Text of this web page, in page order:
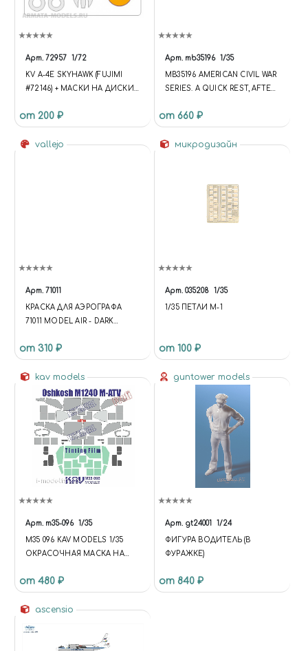
Арт. 72957 1/72
KV A-4E SKYHAWK (FUJIMI
#72146) + МАСКИ НА ДИСКИ
от 200 ₽
Арт. mb35196 1/35
MB35196 AMERICAN CIVIL WAR
SERIES. A QUICK REST, AFTER
от 660 ₽
vallejo
Арт. 71011
КРАСКА ДЛЯ АЭРОГРАФА
71011 MODEL AIR - DARK
от 310 ₽
микродизайн
Арт. 035208 1/35
1/35 ПЕТЛИ М-1
от 100 ₽
kav models
Арт. m35-096 1/35
M35 096 KAV MODELS 1/35
ОКРАСОЧНАЯ МАСКА НА
от 480 ₽
guntower models
Арт. gt24001 1/24
ФИГУРА ВОДИТЕЛЬ (В
ФУРАЖКЕ)
от 840 ₽
ascensio